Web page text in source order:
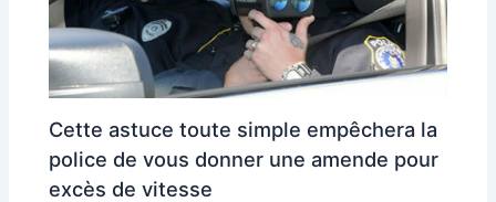
Cette astuce toute simple empêchera la
police de vous donner une amende pour
excès de vitesse